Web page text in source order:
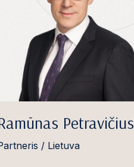
Petravičius
/ Lietuva